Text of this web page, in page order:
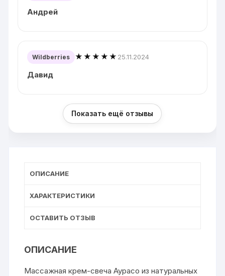
Андрей
Wildberries ★★★★★ 25.11.2024
Давид
Показать ещё отзывы
ОПИСАНИЕ
ХАРАКТЕРИСТИКИ
ОСТАВИТЬ ОТЗЫВ
ОПИСАНИЕ
Массажная крем-свеча Аурасо из натуральных